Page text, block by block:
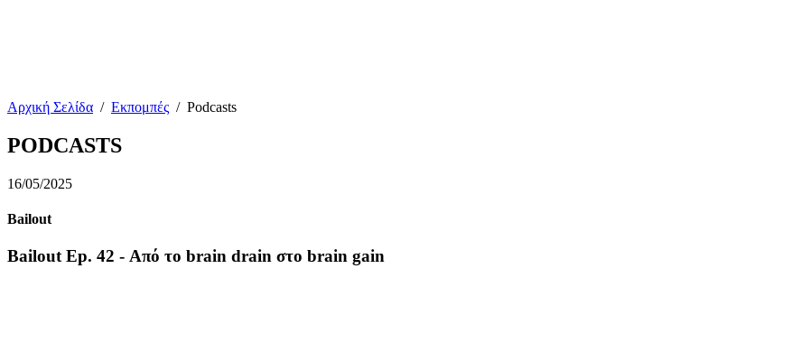
Αρχική Σελίδα / Εκπομπές / Podcasts
PODCASTS
16/05/2025
Bailout
Bailout Ep. 42 - Από το brain drain στο brain gain